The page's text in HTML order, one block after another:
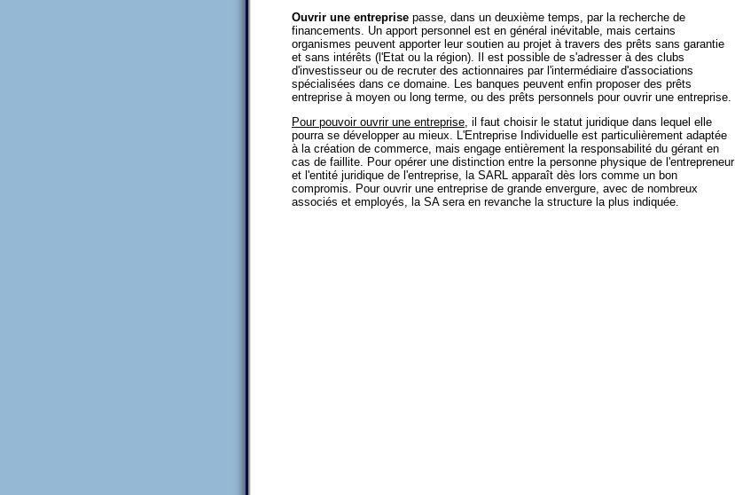
Ouvrir une entreprise passe, dans un deuxième temps, par la recherche de
financements. Un apport personnel est en général inévitable, mais certains
organismes peuvent apporter leur soutien au projet à travers des prêts sans garantie
et sans intérêts (l'Etat ou la région). Il est possible de s'adresser à des clubs
d'investisseur ou de recruter des actionnaires par l'intermédiaire d'associations
spécialisées dans ce domaine. Les banques peuvent enfin proposer des prêts
entreprise à moyen ou long terme, ou des prêts personnels pour ouvrir une entreprise.
Pour pouvoir ouvrir une entreprise, il faut choisir le statut juridique dans lequel elle
pourra se développer au mieux. L'Entreprise Individuelle est particulièrement adaptée
à la création de commerce, mais engage entièrement la responsabilité du gérant en
cas de faillite. Pour opérer une distinction entre la personne physique de l'entrepreneur
et l'entité juridique de l'entreprise, la SARL apparaît dès lors comme un bon
compromis. Pour ouvrir une entreprise de grande envergure, avec de nombreux
associés et employés, la SA sera en revanche la structure la plus indiquée.